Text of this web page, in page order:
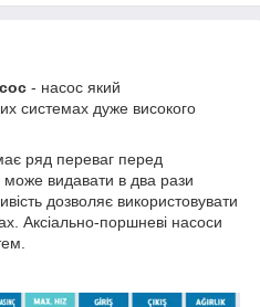
- насос який
системах дуже високого
ряд переваг перед
видавати в два рази
дозволяє використовувати
Аксіально-поршневі насоси